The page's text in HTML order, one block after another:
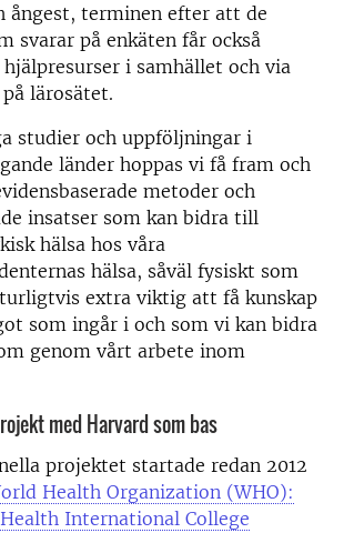
ångest, terminen efter att de
svarar på enkäten får också
i samhället och via
lärosätet.
studier och uppföljningar i
länder hoppas vi få fram och
metoder och
insatser som kan bidra till
hälsa hos våra
hälsa, såväl fysiskt som
extra viktig att få kunskap
som ingår i och som vi kan bidra
genom vårt arbete inom
med Harvard som bas
projektet startade redan 2012
Health Organization (WHO):
International College